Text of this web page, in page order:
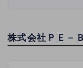
株式会社ＰＥ－